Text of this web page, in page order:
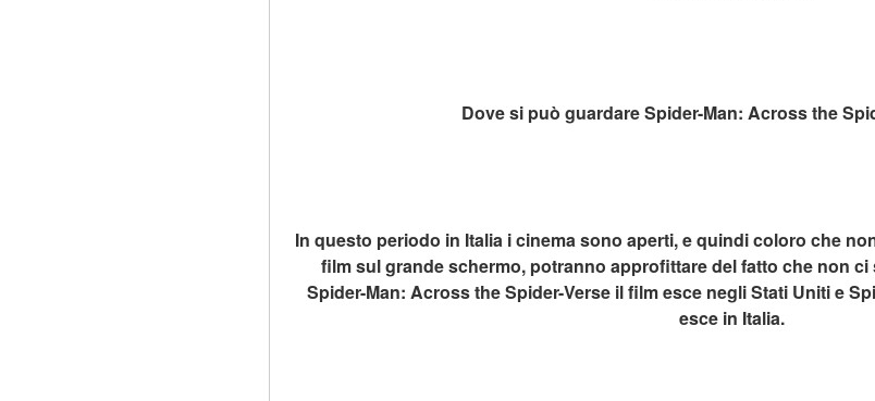
Dove si può guardare Spider-Man: Across the
In questo periodo in Italia i cinema sono aperti, e quindi coloro che
film sul grande schermo, potranno approfittare del fatto che non
Spider-Man: Across the Spider-Verse il film esce negli Stati Uniti e
esce in Italia.